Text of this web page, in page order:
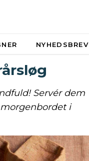
NYHEDSBREV
Servér dem
i